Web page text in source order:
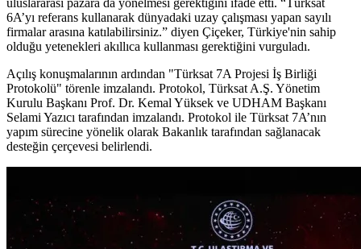
uluslararası pazara da yönelmesi gerektiğini ifade etti. “Türksat
6A’yı referans kullanarak dünyadaki uzay çalışması yapan sayılı
firmalar arasına katılabilirsiniz.” diyen Çiçeker, Türkiye'nin sahip
olduğu yetenekleri akıllıca kullanması gerektiğini vurguladı.
Açılış konuşmalarının ardından "Türksat 7A Projesi İş Birliği
Protokolü" törenle imzalandı. Protokol, Türksat A.Ş. Yönetim
Kurulu Başkanı Prof. Dr. Kemal Yüksek ve UDHAM Başkanı
Selami Yazıcı tarafından imzalandı. Protokol ile Türksat 7A’nın
yapım sürecine yönelik olarak Bakanlık tarafından sağlanacak
desteğin çerçevesi belirlendi.